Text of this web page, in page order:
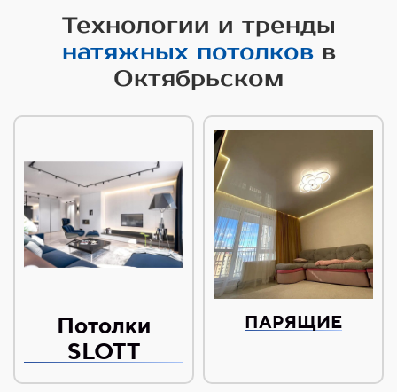
Технологии и тренды
натяжных потолковв
Октябрьском
Потолки
SLOTT
ПАРЯЩИЕ